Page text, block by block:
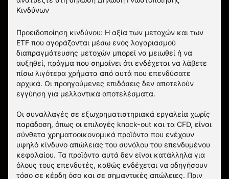
Κινδύνων
Προειδοποίηση κινδύνου: Η αξία των μετοχών και των
ETF που αγοράζονται μέσω ενός λογαριασμού
διαπραγμάτευσης μετοχών μπορεί να μειωθεί ή να
αυξηθεί, πράγμα που σημαίνει ότι ενδέχεται να λάβετε
πίσω λιγότερα χρήματα από αυτά που επενδύσατε
αρχικά. Οι προηγούμενες επιδόσεις δεν αποτελούν
εγγύηση για μελλοντικά αποτελέσματα.
Οι συναλλαγές σε εξωχρηματιστηριακά εργαλεία χωρίς
παράδοση, όπως οι επιλογές knock-out και τα CFD, είναι
σύνθετα χρηματοοικονομικά προϊόντα που ενέχουν
υψηλό κίνδυνο απώλειας του συνόλου του επενδυμένου
κεφαλαίου. Τα προϊόντα αυτά δεν είναι κατάλληλα για
όλους τους επενδυτές, καθώς ενδέχεται να οδηγήσουν
τόσο σε κέρδη όσο και σε σημαντικές απώλειες. Πριν